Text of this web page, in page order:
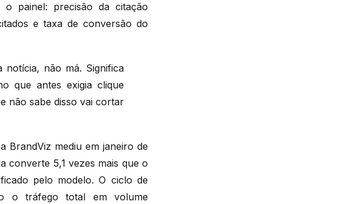
o painel: precisão da citação
e taxa de conversão do
não má. Significa
que antes exigia clique
não sabe disso vai cortar
BrandViz mediu em janeiro de
converte 5,1 vezes mais que o
pelo modelo. O ciclo de
o tráfego total em volume